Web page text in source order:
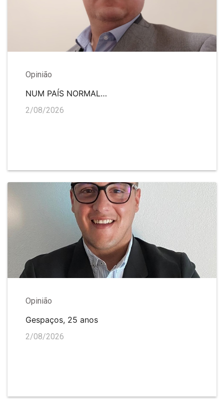
Opinião
NUM PAÍS NORMAL…
2/08/2026
Opinião
Gespaços, 25 anos
2/08/2026